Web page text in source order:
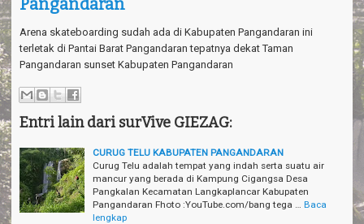
i
g
a
n
Pangandaran
Arena skateboarding sudah ada di Kabupaten Pangandaran ini
terletak di Pantai Barat Pangandaran tepatnya dekat Taman
Pangandaran sunset Kabupaten Pangandaran
Entri lain dari surVive GIEZAG:
CURUG TELU KABUPATEN PANGANDARAN
Curug Telu adalah tempat yang indah serta suatu air
mancur yang berada di Kampung Cigangsa Desa
Pangkalan Kecamatan Langkaplancar Kabupaten
Pangandaran Fhoto :YouTube.com/bang tega …
Baca
lengkap